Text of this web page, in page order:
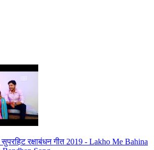
रक्षाबंधन गीत 2019 - Lakho Me Bahina